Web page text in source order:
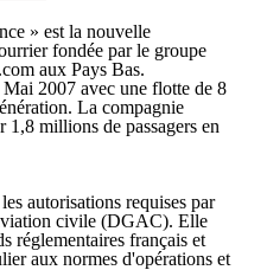
» est la nouvelle
fondée par le groupe
aux Pays Bas.
2007 avec une flotte de 8
La compagnie
1,8 millions de passagers en
autorisations requises par
civile (DGAC). Elle
réglementaires français et
aux normes d'opérations et